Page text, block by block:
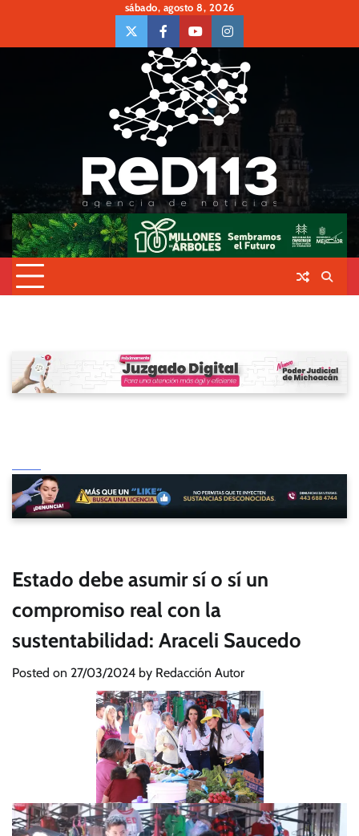
content
sábado, agosto 8, 2026
twiter Face Youtubeinsta
Estado debe asumir sí o sí un
compromiso real con la
sustentabilidad: Araceli Saucedo
Posted on 27/03/2024 by Redacción Autor